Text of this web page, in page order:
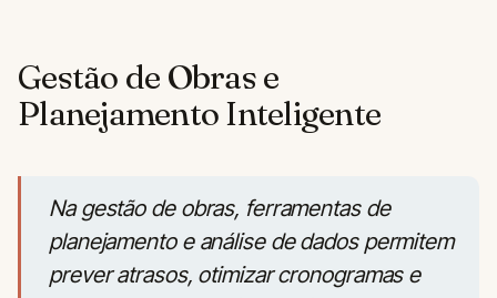
Gestão de Obras e
Planejamento Inteligente
Na gestão de obras, ferramentas de
planejamento e análise de dados permitem
prever atrasos, otimizar cronogramas e